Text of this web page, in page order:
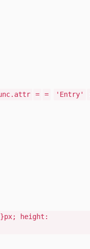
= = 'Entry'
height: